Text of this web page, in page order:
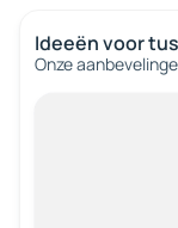
Ideeën voor
Onze